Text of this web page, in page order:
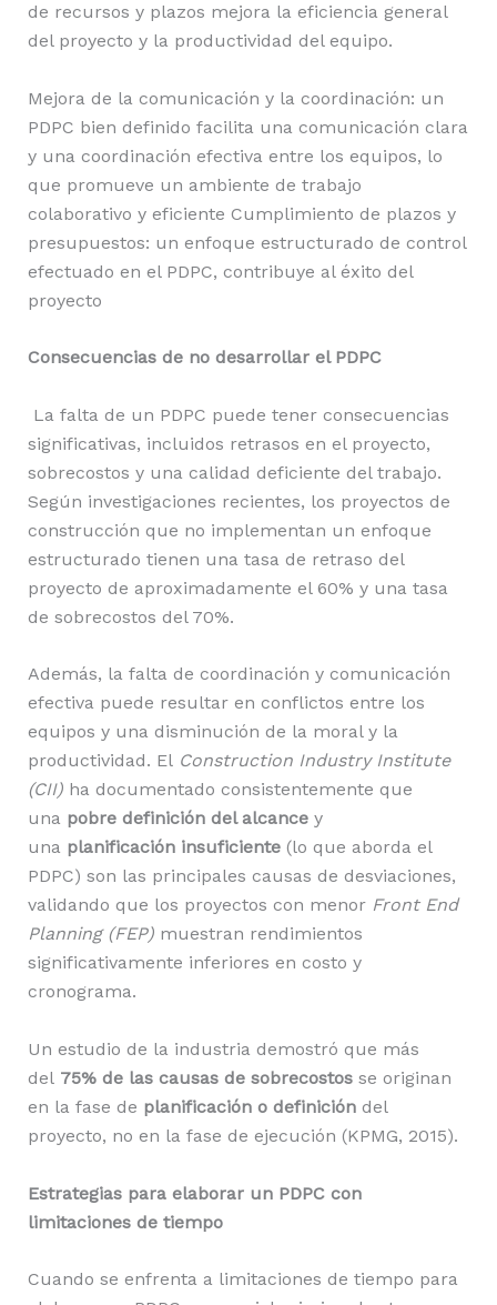
de recursos y plazos mejora la eficiencia general
del proyecto y la productividad del equipo.
Mejora de la comunicación y la coordinación: un
PDPC bien definido facilita una comunicación clara
y una coordinación efectiva entre los equipos, lo
que promueve un ambiente de trabajo
colaborativo y eficiente Cumplimiento de plazos y
presupuestos: un enfoque estructurado de control
efectuado en el PDPC, contribuye al éxito del
proyecto
Consecuencias de no desarrollar el PDPC
La falta de un PDPC puede tener consecuencias
significativas, incluidos retrasos en el proyecto,
sobrecostos y una calidad deficiente del trabajo.
Según investigaciones recientes, los proyectos de
construcción que no implementan un enfoque
estructurado tienen una tasa de retraso del
proyecto de aproximadamente el 60% y una tasa
de sobrecostos del 70%.
Además, la falta de coordinación y comunicación
efectiva puede resultar en conflictos entre los
equipos y una disminución de la moral y la
productividad. El Construction Industry Institute
(CII)ha documentado consistentemente que
una pobre definición del alcancey
una planificación insuficiente(lo que aborda el
PDPC) son las principales causas de desviaciones,
validando que los proyectos con menor Front End
Planning (FEP)muestran rendimientos
significativamente inferiores en costo y
cronograma.
Un estudio de la industria demostró que más
del 75% de las causas de sobrecostosse originan
en la fase de planificación o definicióndel
proyecto, no en la fase de ejecución (KPMG, 2015).
Estrategias para elaborar un PDPC con
limitaciones de tiempo
Cuando se enfrenta a limitaciones de tiempo para